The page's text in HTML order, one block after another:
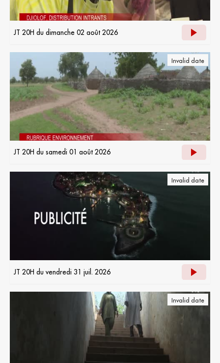
JT 20H du dimanche 02 août 2026
Invalid date
JT 20H du samedi 01 août 2026
Invalid date
JT 20H du vendredi 31 juil. 2026
Invalid date